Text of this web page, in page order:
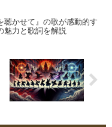
聴かせて』の歌が感動的す
魅力と歌詞を解説